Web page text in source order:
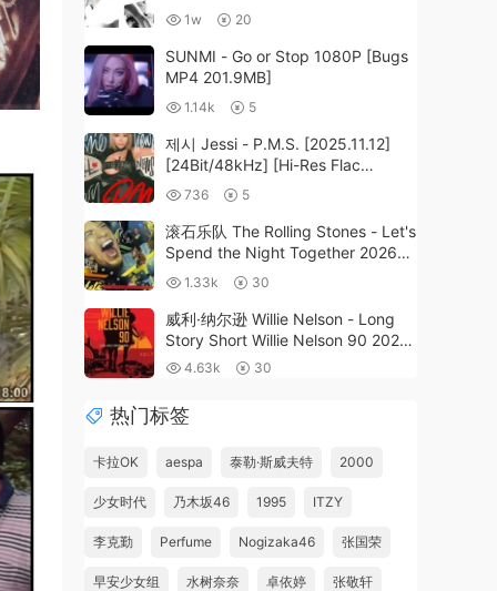
1w 20
SUNMI - Go or Stop 1080P [Bugs
MP4 201.9MB]
1.14k 5
제시 Jessi - P.M.S. [2025.11.12]
[24Bit/48kHz] [Hi-Res Flac
375MB]
736 5
滚石乐队 The Rolling Stones - Let's
Spend the Night Together 2026
[BDISO 28.3GB]
1.33k 30
威利·纳尔逊 Willie Nelson - Long
Story Short Willie Nelson 90 2023
[BDMV 39.4GB]
4.63k 30
热门标签
卡拉OK aespa 泰勒·斯威夫特 2000
少女时代 乃木坂46 1995 ITZY
李克勤 Perfume Nogizaka46 张国荣
早安少女组 水树奈奈 卓依婷 张敬轩